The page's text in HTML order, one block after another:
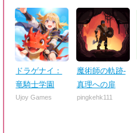
ドラゲナイ：
竜騎士学園
Ujoy Games
魔術師の軌跡-
真理への扉
pingkehk111